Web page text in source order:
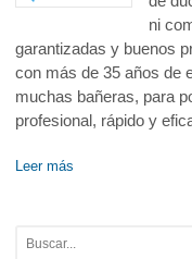
ni
garantizadas y buenos
con más de 35 años de
muchas bañeras, para
profesional, rápido y
Leer más